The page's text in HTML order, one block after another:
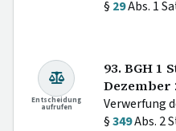
§ 29Abs. 1
Entscheidung
aufrufen
93. BGH 1
Dezember
Verwerfung
§349Abs. 2